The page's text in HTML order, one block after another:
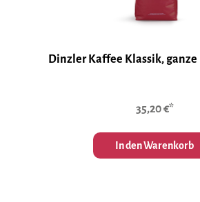
Dinzler Kaffee Klassik, ganze
35,20 €*
In den Warenkorb